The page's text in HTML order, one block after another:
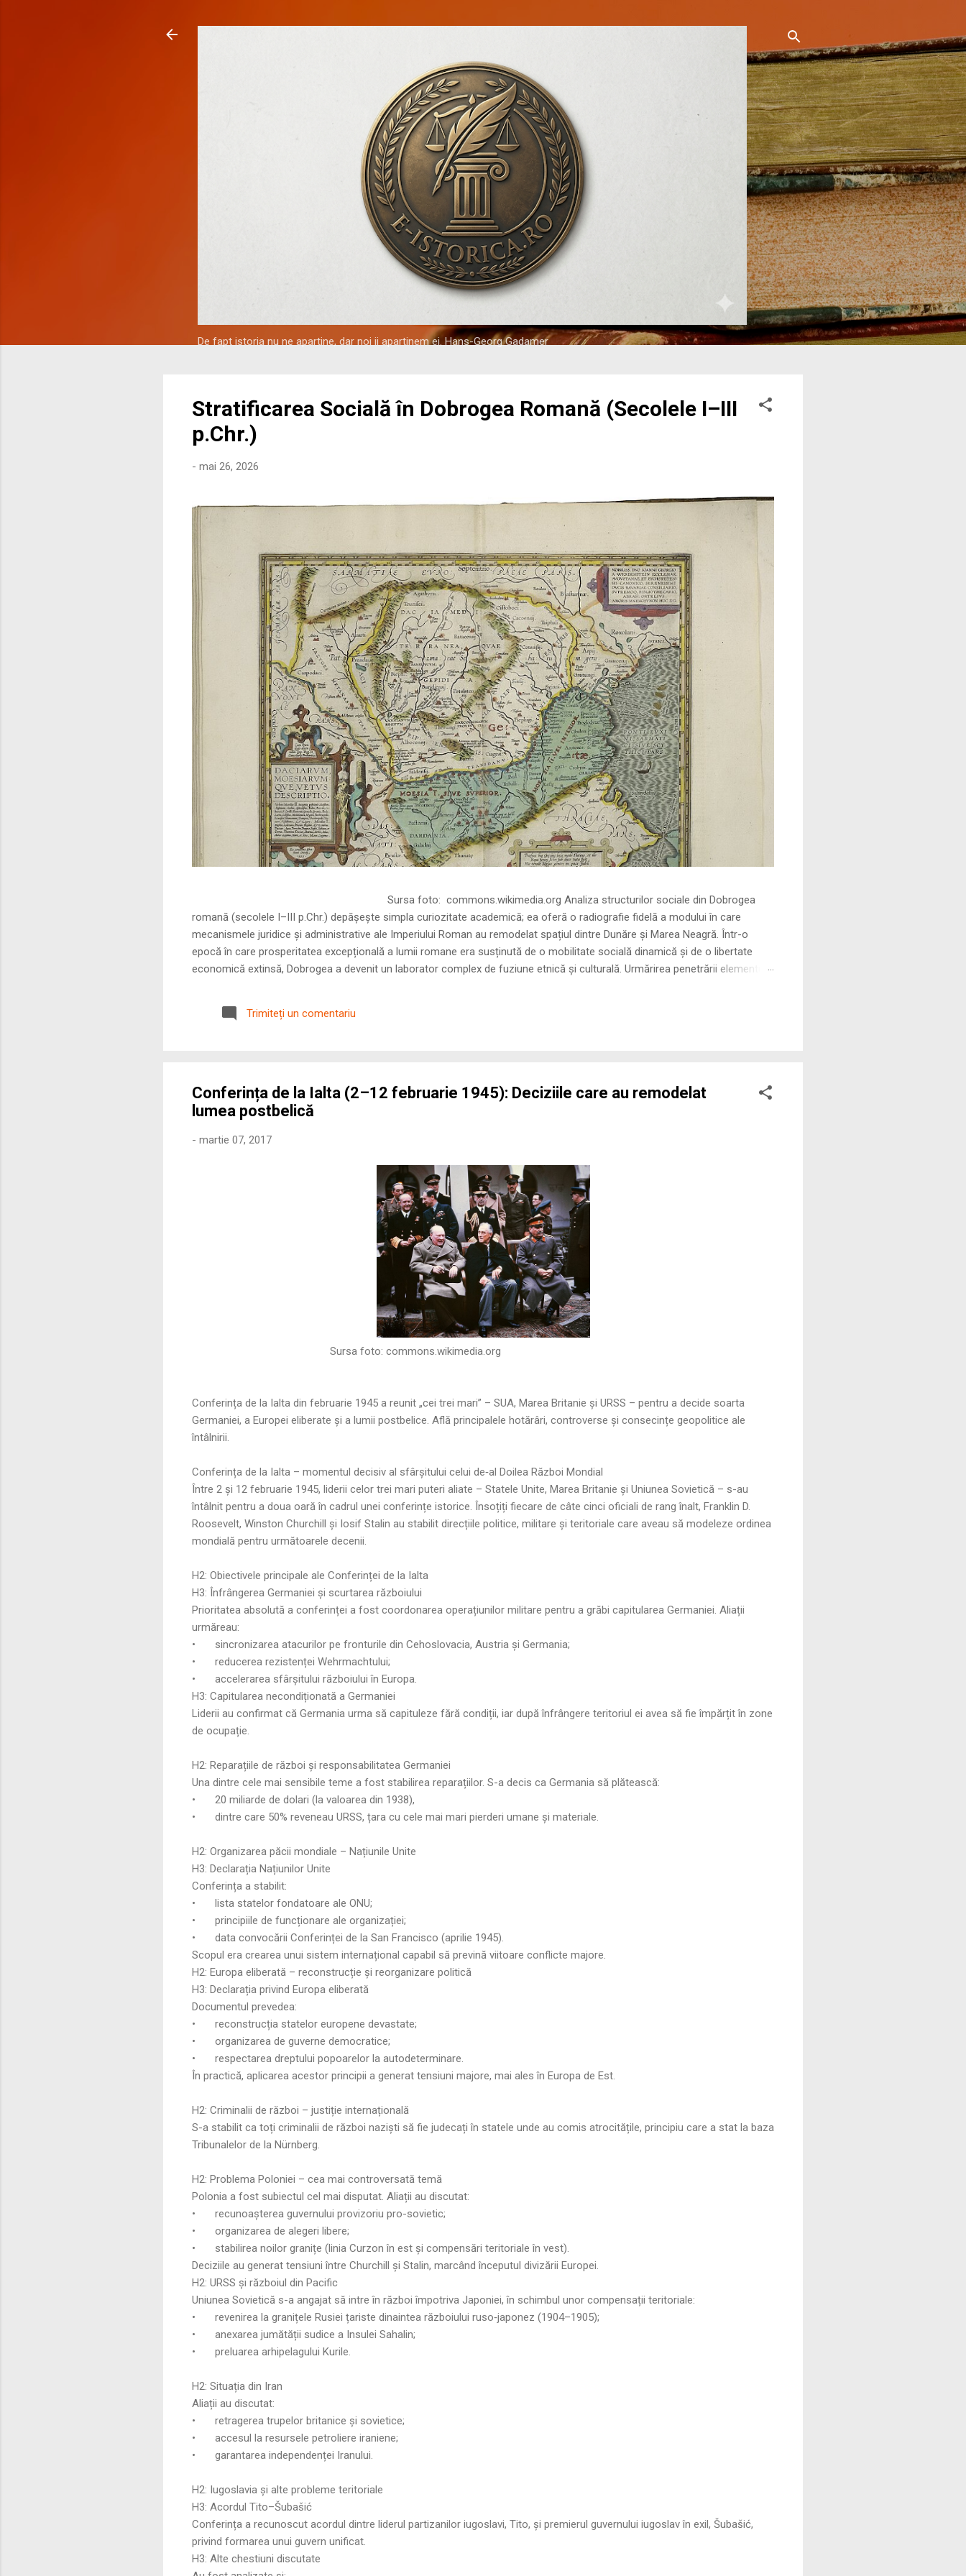
De fapt istoria nu ne apartine, dar noi ii apartinem ei. Hans-Georg Gadamer
Stratificarea Socială în Dobrogea Romană (Secolele I–III
p.Chr.)
- mai 26, 2026
Sursa foto: commons.wikimedia.org Analiza structurilor sociale din Dobrogea
romană (secolele I–III p.Chr.) depășește simpla curiozitate academică; ea oferă o radiografie fidelă a modului în care
mecanismele juridice și administrative ale Imperiului Roman au remodelat spațiul dintre Dunăre și Marea Neagră. Într-o
epocă în care prosperitatea excepțională a lumii romane era susținută de o mobilitate socială dinamică și de o libertate
economică extinsă, Dobrogea a devenit un laborator complex de fuziune etnică și culturală. Urmărirea penetrării elementului
precizie profunzimea și ritmul procesului de rom...
Trimiteți un comentariu
Conferința de la Ialta (2–12 februarie 1945): Deciziile care au remodelat
lumea postbelică
- martie 07, 2017
Sursa foto: commons.wikimedia.org
Conferința de la Ialta din februarie 1945 a reunit „cei trei mari” – SUA, Marea Britanie și URSS – pentru a decide soarta
Germaniei, a Europei eliberate și a lumii postbelice. Află principalele hotărâri, controverse și consecințe geopolitice ale
întâlnirii.
Conferința de la Ialta – momentul decisiv al sfârșitului celui de‑al Doilea Război Mondial
Între 2 și 12 februarie 1945, liderii celor trei mari puteri aliate – Statele Unite, Marea Britanie și Uniunea Sovietică – s-au
întâlnit pentru a doua oară în cadrul unei conferințe istorice. Însoțiți fiecare de câte cinci oficiali de rang înalt, Franklin D.
Roosevelt, Winston Churchill și Iosif Stalin au stabilit direcțiile politice, militare și teritoriale care aveau să modeleze ordinea
mondială pentru următoarele decenii.
H2: Obiectivele principale ale Conferinței de la Ialta
H3: Înfrângerea Germaniei și scurtarea războiului
Prioritatea absolută a conferinței a fost coordonarea operațiunilor militare pentru a grăbi capitularea Germaniei. Aliații
urmăreau:
•
sincronizarea atacurilor pe fronturile din Cehoslovacia, Austria și Germania;
•
reducerea rezistenței Wehrmachtului;
•
accelerarea sfârșitului războiului în Europa.
H3: Capitularea necondiționată a Germaniei
Liderii au confirmat că Germania urma să capituleze fără condiții, iar după înfrângere teritoriul ei avea să fie împărțit în zone
de ocupație.
H2: Reparațiile de război și responsabilitatea Germaniei
Una dintre cele mai sensibile teme a fost stabilirea reparațiilor. S-a decis ca Germania să plătească:
•
20 miliarde de dolari (la valoarea din 1938),
•
dintre care 50% reveneau URSS, țara cu cele mai mari pierderi umane și materiale.
H2: Organizarea păcii mondiale – Națiunile Unite
H3: Declarația Națiunilor Unite
Conferința a stabilit:
•
lista statelor fondatoare ale ONU;
•
principiile de funcționare ale organizației;
•
data convocării Conferinței de la San Francisco (aprilie 1945).
Scopul era crearea unui sistem internațional capabil să prevină viitoare conflicte majore.
H2: Europa eliberată – reconstrucție și reorganizare politică
H3: Declarația privind Europa eliberată
Documentul prevedea:
•
reconstrucția statelor europene devastate;
•
organizarea de guverne democratice;
•
respectarea dreptului popoarelor la autodeterminare.
În practică, aplicarea acestor principii a generat tensiuni majore, mai ales în Europa de Est.
H2: Criminalii de război – justiție internațională
S-a stabilit ca toți criminalii de război naziști să fie judecați în statele unde au comis atrocitățile, principiu care a stat la baza
Tribunalelor de la Nürnberg.
H2: Problema Poloniei – cea mai controversată temă
Polonia a fost subiectul cel mai disputat. Aliații au discutat:
•
recunoașterea guvernului provizoriu pro-sovietic;
•
organizarea de alegeri libere;
•
stabilirea noilor granițe (linia Curzon în est și compensări teritoriale în vest).
Deciziile au generat tensiuni între Churchill și Stalin, marcând începutul divizării Europei.
H2: URSS și războiul din Pacific
Uniunea Sovietică s-a angajat să intre în război împotriva Japoniei, în schimbul unor compensații teritoriale:
•
revenirea la granițele Rusiei țariste dinaintea războiului ruso‑japonez (1904–1905);
•
anexarea jumătății sudice a Insulei Sahalin;
•
preluarea arhipelagului Kurile.
H2: Situația din Iran
Aliații au discutat:
•
retragerea trupelor britanice și sovietice;
•
accesul la resursele petroliere iraniene;
•
garantarea independenței Iranului.
H2: Iugoslavia și alte probleme teritoriale
H3: Acordul Tito–Šubašić
Conferința a recunoscut acordul dintre liderul partizanilor iugoslavi, Tito, și premierul guvernului iugoslav în exil, Šubašić,
privind formarea unui guvern unificat.
H3: Alte chestiuni discutate